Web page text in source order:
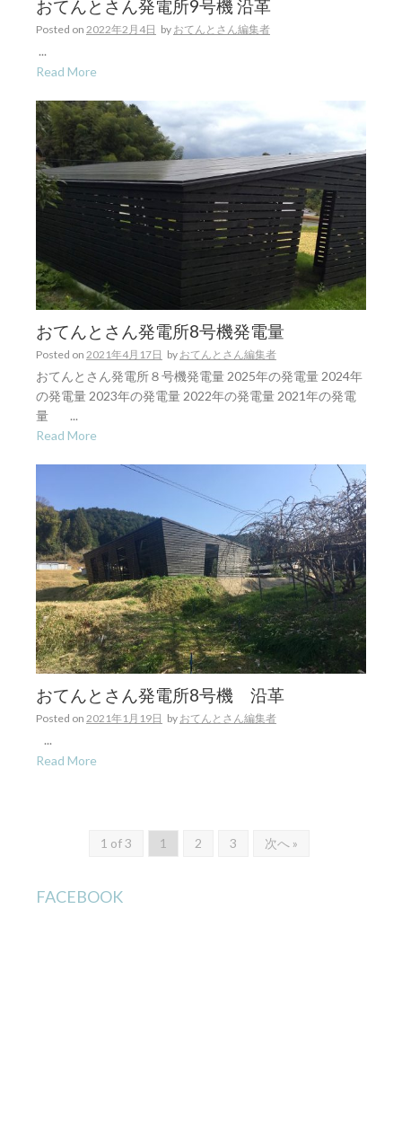
おてんとさん発電所9号機 沿革
Posted on 2022年2月4日 by おてんとさん編集者
...
Read More
おてんとさん発電所8号機発電量
Posted on 2021年4月17日 by おてんとさん編集者
おてんとさん発電所８号機発電量 2025年の発電量 2024年
の発電量 2023年の発電量 2022年の発電量 2021年の発電
量 ...
Read More
おてんとさん発電所8号機 沿革
Posted on 2021年1月19日 by おてんとさん編集者
...
Read More
1 of 3 1 2 3 次へ »
FACEBOOK